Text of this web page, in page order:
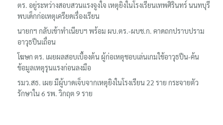
ตร. อยู่ระหว่างสอบสวนแรงจูงใจ เหตุยิงในโรงเรียนเทพศิรินทร์ นนทบุรี
พบเด็กก่อเหตุเครียดเรื่องเรียน
นายกฯ กลับเข้าทำเนียบฯ พร้อม ผบ.ตร.-ผบช.ก. คาดถกปราบปราม
อาวุธปืนเถื่อน
โฆษก ตร. เผยผลสอบเบื้องต้น ผู้ก่อเหตุชอบเล่นเกมใช้อาวุธปืน-ค้น
ข้อมูลเหตุรุนแรงก่อนลงมือ
รมว.สธ. เผย มีผู้บาดเจ็บจากเหตุยิงในโรงเรียน 22 ราย กระจายตัว
รักษาใน 6 รพ. วิกฤต 9 ราย